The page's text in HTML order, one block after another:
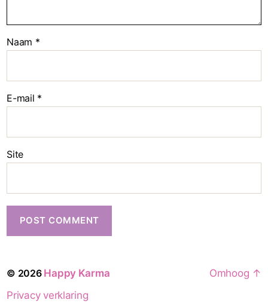
Naam *
E-mail *
Site
© 2026 Happy Karma
Privacy verklaring
Omhoog ↑